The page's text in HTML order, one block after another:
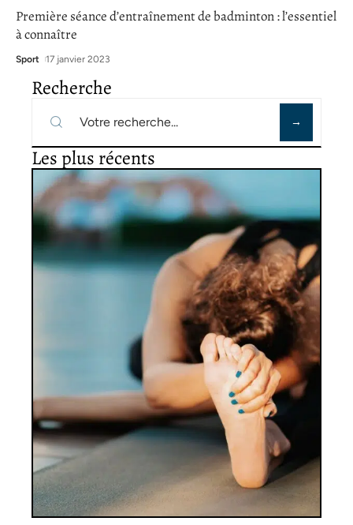
Première séance d’entraînement de badminton : l’essentiel
à connaître
Sport 17 janvier 2023
Recherche
Les plus récents